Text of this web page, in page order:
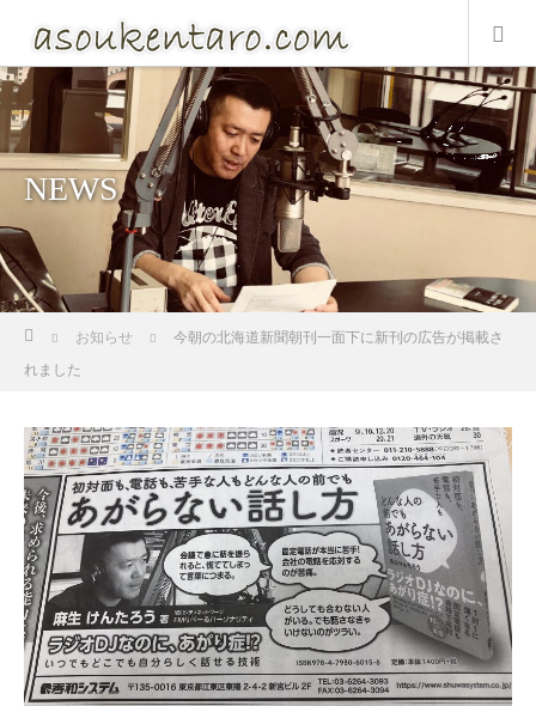
NEWS
お知らせ
今朝の北海道新聞朝刊一面下に新刊の広告が掲載さ
れました